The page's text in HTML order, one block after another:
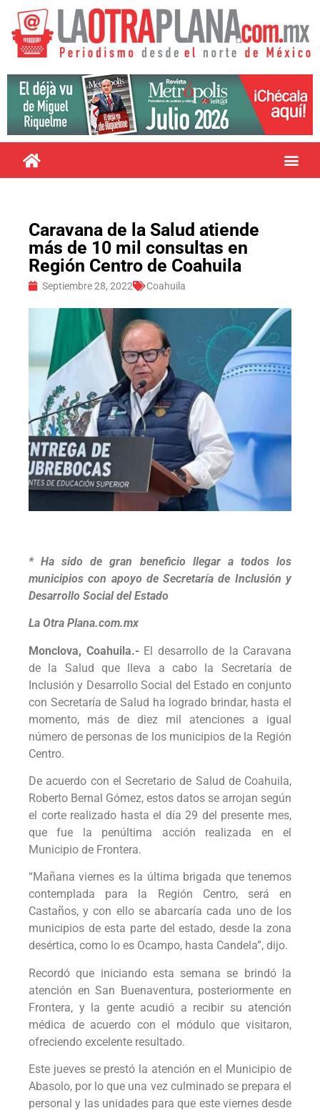
Caravana de la Salud atiende
más de 10 mil consultas en
Región Centro de Coahuila
Septiembre 28, 2022 Coahuila
* Ha sido de gran beneficio llegar a todos los
municipios con apoyo de Secretaría de Inclusión y
Desarrollo Social del Estado
La Otra Plana.com.mx
Monclova, Coahuila.-El desarrollo de la Caravana
de la Salud que lleva a cabo la Secretaría de
Inclusión y Desarrollo Social del Estado en conjunto
con Secretaría de Salud ha logrado brindar, hasta el
momento, más de diez mil atenciones a igual
número de personas de los municipios de la Región
Centro.
De acuerdo con el Secretario de Salud de Coahuila,
Roberto Bernal Gómez, estos datos se arrojan según
el corte realizado hasta el día 29 del presente mes,
que fue la penúltima acción realizada en el
Municipio de Frontera.
“Mañana viernes es la última brigada que tenemos
contemplada para la Región Centro, será en
Castaños, y con ello se abarcaría cada uno de los
municipios de esta parte del estado, desde la zona
desértica, como lo es Ocampo, hasta Candela”, dijo.
Recordó que iniciando esta semana se brindó la
atención en San Buenaventura, posteriormente en
Frontera, y la gente acudió a recibir su atención
médica de acuerdo con el módulo que visitaron,
ofreciendo excelente resultado.
Este jueves se prestó la atención en el Municipio de
Abasolo, por lo que una vez culminado se prepara el
personal y las unidades para que este viernes desde